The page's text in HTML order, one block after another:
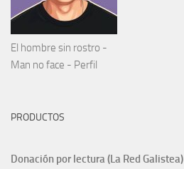
El hombre sin rostro -
Man no face - Perfil
PRODUCTOS
Donación por lectura (La Red Galistea)